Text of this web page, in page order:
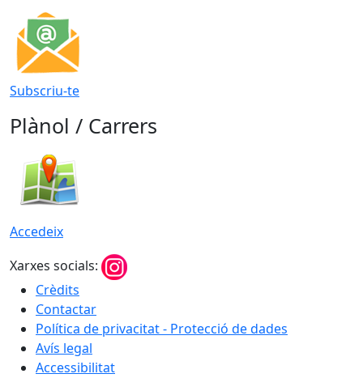
Subscriu-te
Plànol / Carrers
Accedeix
Xarxes socials:
Crèdits
Contactar
Política de privacitat - Protecció de dades
Avís legal
Accessibilitat